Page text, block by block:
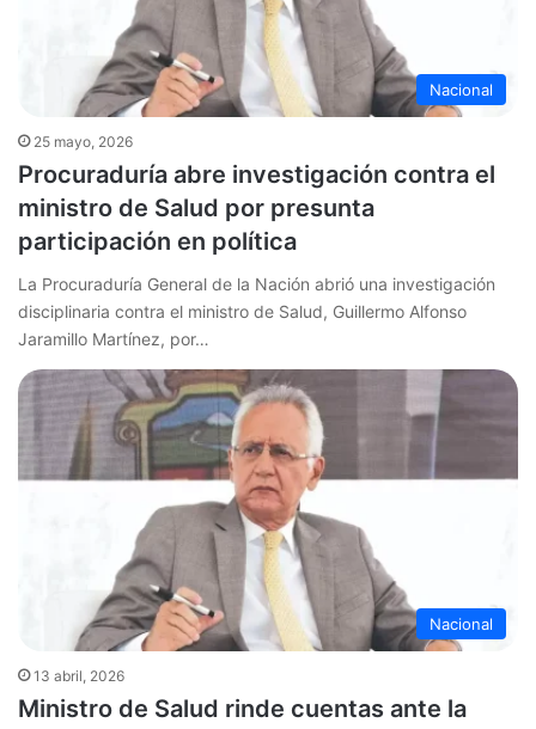
Nacional
25 mayo, 2026
Procuraduría abre investigación contra el
ministro de Salud por presunta
participación en política
La Procuraduría General de la Nación abrió una investigación
disciplinaria contra el ministro de Salud, Guillermo Alfonso
Jaramillo Martínez, por…
Nacional
13 abril, 2026
Ministro de Salud rinde cuentas ante la